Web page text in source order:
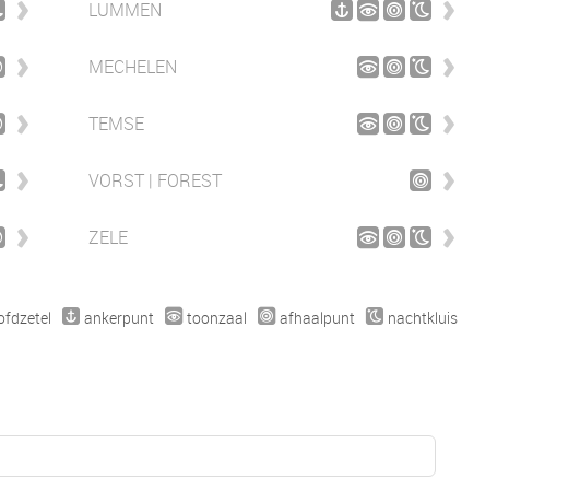
LUMMEN
MECHELEN
TEMSE
VORST | FOREST
ZELE
ankerpunt toonzaal afhaalpunt nachtkluis